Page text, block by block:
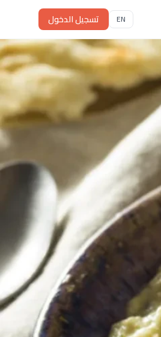
EN تسجيل الدخول